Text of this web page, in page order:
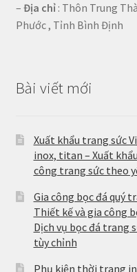
– Địa chỉ: Thôn Trung
Phước , Tỉnh Bình Định
Bài viết mới
Xuất khẩu trang sức
inox, titan – Xuất
công trang sức theo
Gia công bọc đá quý
Thiết kế và gia công
Dịch vụ bọc đá trang
tùy chỉnh
Phụ kiện thời trang